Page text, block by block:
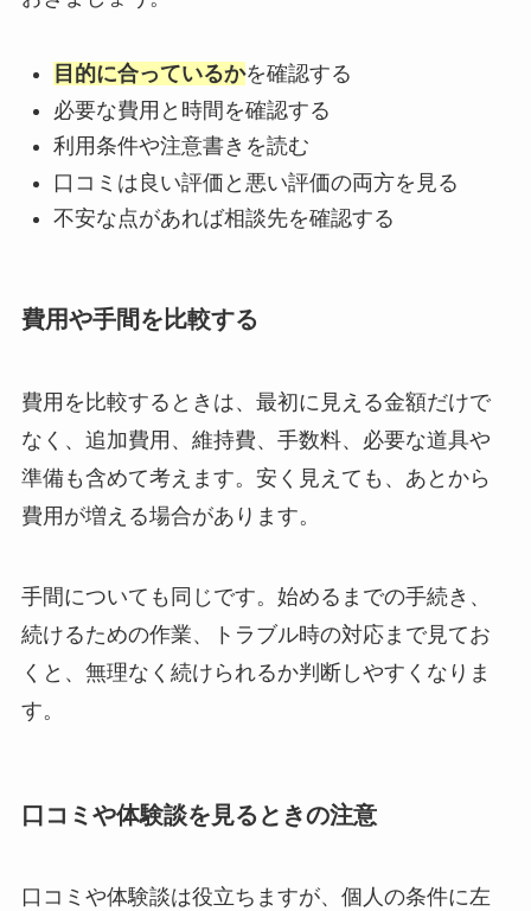
目的に合っているかを確認する
必要な費用と時間を確認する
利用条件や注意書きを読む
口コミは良い評価と悪い評価の両方を見る
不安な点があれば相談先を確認する
費用や手間を比較する
費用を比較するときは、最初に見える金額だけで
なく、追加費用、維持費、手数料、必要な道具や
準備も含めて考えます。安く見えても、あとから
費用が増える場合があります。
手間についても同じです。始めるまでの手続き、
続けるための作業、トラブル時の対応まで見てお
くと、無理なく続けられるか判断しやすくなりま
す。
口コミや体験談を見るときの注意
口コミや体験談は役立ちますが、個人の条件に左